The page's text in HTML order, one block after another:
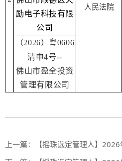
人民法院
励电子科技有限
公司
（2026）粤0606
清申4号--
佛山市盈全投资
管理有限公司
上一篇：
【摇珠选定管理人】2026年5月25日